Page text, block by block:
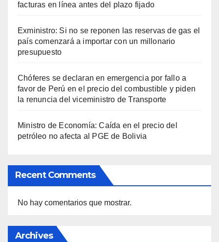
facturas en línea antes del plazo fijado
Exministro: Si no se reponen las reservas de gas el
país comenzará a importar con un millonario
presupuesto
Chóferes se declaran en emergencia por fallo a
favor de Perú en el precio del combustible y piden
la renuncia del viceministro de Transporte
Ministro de Economía: Caída en el precio del
petróleo no afecta al PGE de Bolivia
Recent Comments
No hay comentarios que mostrar.
Archives